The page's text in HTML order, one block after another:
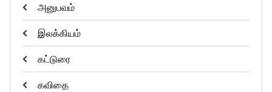
அனுபவம்
இலக்கியம்
கட்டுரை
கவிதை